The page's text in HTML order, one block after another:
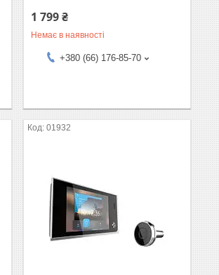
1 799 ₴
Немає в наявності
+380 (66) 176-85-70
01932